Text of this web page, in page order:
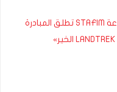
بمناسبة شهر رمضان مجموعة STAFIM تطلق المبادرة